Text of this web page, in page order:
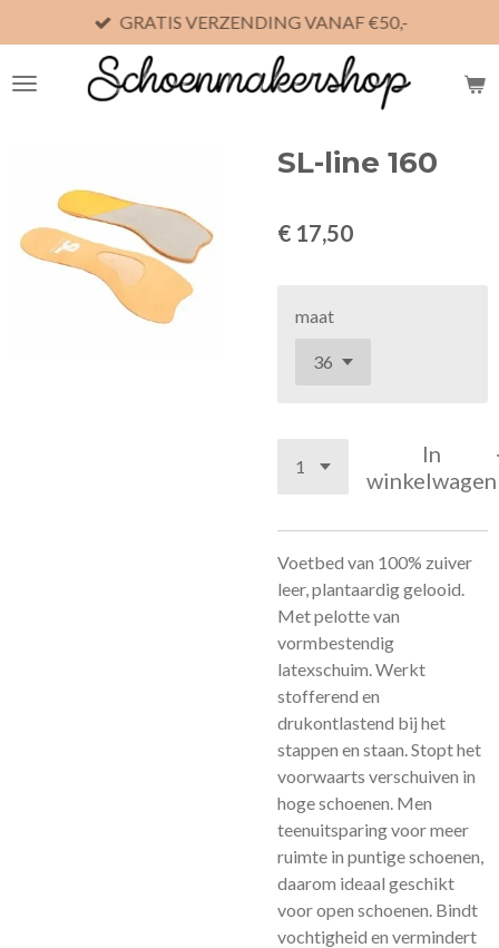
direct
naar
GRATIS VERZENDING VANAF €50,-
SL-line 160
€ 17,50
maat
In
winkelwagen
Voetbed van 100% zuiver
leer, plantaardig gelooid.
Met pelotte van
vormbestendig
latexschuim. Werkt
stofferend en
drukontlastend bij het
stappen en staan. Stopt het
voorwaarts verschuiven in
hoge schoenen. Men
teenuitsparing voor meer
ruimte in puntige schoenen,
daarom ideaal geschikt
voor open schoenen. Bindt
vochtigheid en vermindert